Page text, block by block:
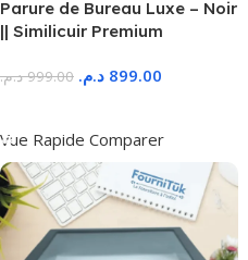
Parure de Bureau Luxe – Noir
|| Similicuir Premium
999.00 د.م. 899.00 د.م.
Vue Rapide Comparer